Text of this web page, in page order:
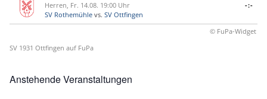
Herren, Fr. 14.08. 19:00 Uhr
SV Rothemühle vs. SV Ottfingen
-:-
© FuPa-Widget
SV 1931 Ottfingen auf FuPa
Anstehende Veranstaltungen